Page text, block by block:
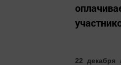
22 декабря